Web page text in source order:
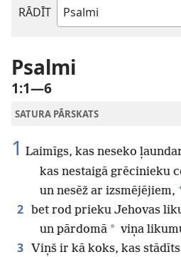
RĀDĪT
Pēc
grāmatām
Psalmi
1:1—6
SATURA PĀRSKATS
1 Laimīgs, kas neseko
kas nestaigā grēcinieku
un nesēž ar izsmējējiem,
2 bet rod prieku Jehovas
un pārdomā * viņa
3
Viņš ir kā koks, kas